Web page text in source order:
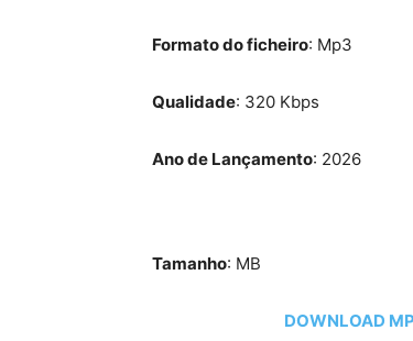
Formato do ficheiro: Mp3
Qualidade: 320 Kbps
Ano de Lançamento: 2026
Tamanho: MB
DOWNLOAD